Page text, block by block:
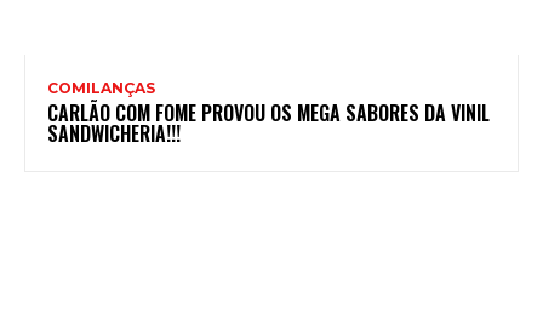
COMILANÇAS
CARLÃO COM FOME PROVOU OS MEGA SABORES DA VINIL
SANDWICHERIA!!!